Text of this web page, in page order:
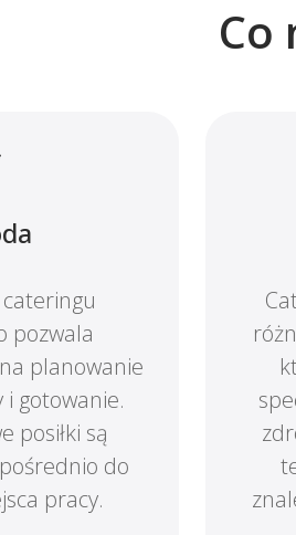
Co
pozwala
planowanie
i gotowanie.
posiłki są
do
pracy.